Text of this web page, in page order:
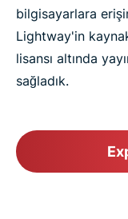
bilgisayarlara
Lightway'in
lisansı altında
sağladık.